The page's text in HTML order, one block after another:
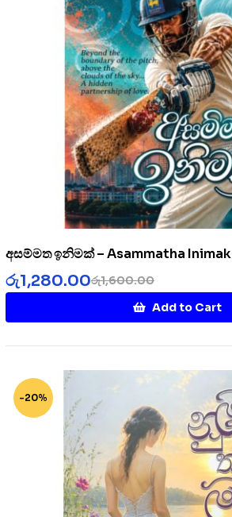
අසම්මත ඉනිමක් – Asammatha Inimak
රු1,600.00
රු1,280.00
Add to Cart
-20%